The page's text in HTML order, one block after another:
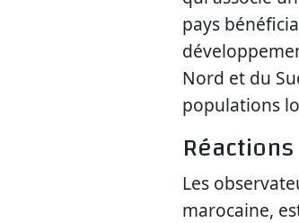
pays
Nord et du
populations
Les
marocaine,